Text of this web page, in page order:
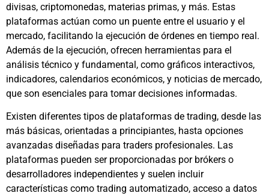
divisas, criptomonedas, materias primas, y más. Estas
plataformas actúan como un puente entre el usuario y el
mercado, facilitando la ejecución de órdenes en tiempo real.
Además de la ejecución, ofrecen herramientas para el
análisis técnico y fundamental, como gráficos interactivos,
indicadores, calendarios económicos, y noticias de mercado,
que son esenciales para tomar decisiones informadas.
Existen diferentes tipos de plataformas de trading, desde las
más básicas, orientadas a principiantes, hasta opciones
avanzadas diseñadas para traders profesionales. Las
plataformas pueden ser proporcionadas por brókers o
desarrolladores independientes y suelen incluir
características como trading automatizado, acceso a datos